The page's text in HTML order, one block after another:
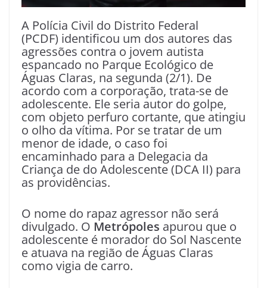
A Polícia Civil do Distrito Federal
(PCDF) identificou um dos autores das
agressões contra o jovem autista
espancado no Parque Ecológico de
Águas Claras, na segunda (2/1). De
acordo com a corporação, trata-se de
adolescente. Ele seria autor do golpe,
com objeto perfuro cortante, que atingiu
o olho da vítima. Por se tratar de um
menor de idade, o caso foi
encaminhado para a Delegacia da
Criança de do Adolescente (DCA II) para
as providências.
O nome do rapaz agressor não será
divulgado. O Metrópoles apurou que o
adolescente é morador do Sol Nascente
e atuava na região de Águas Claras
como vigia de carro.